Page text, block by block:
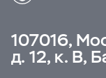
107016,
д. 12, к. В,